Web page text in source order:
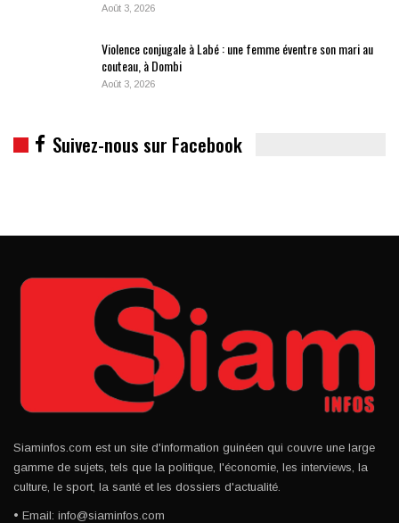
Août 3, 2026
Violence conjugale à Labé : une femme éventre son mari au
couteau, à Dombi
Août 3, 2026
Suivez-nous sur Facebook
Siaminfos.com est un site d'information guinéen qui couvre une large
gamme de sujets, tels que la politique, l'économie, les interviews, la
culture, le sport, la santé et les dossiers d'actualité.
• Email: info@siaminfos.com